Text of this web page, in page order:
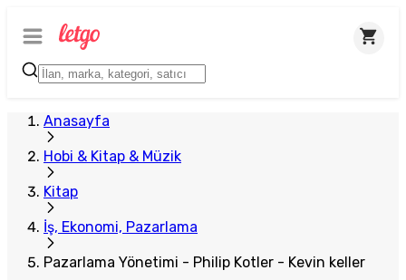
Anasayfa
Hobi & Kitap & Müzik
Kitap
İş, Ekonomi, Pazarlama
Pazarlama Yönetimi - Philip Kotler - Kevin keller